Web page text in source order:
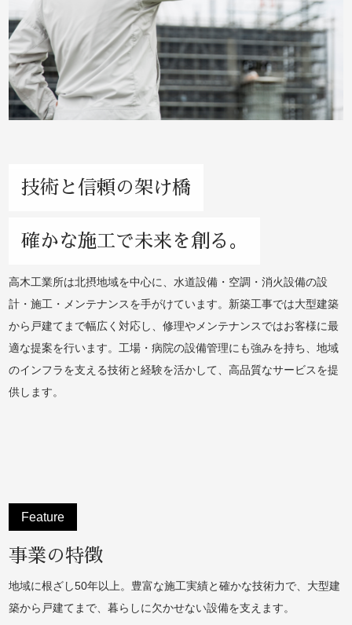
技術と信頼の架け橋
確かな施工で未来を創る。
高木工業所は北摂地域を中心に、水道設備・空調・消火設備の設
計・施工・メンテナンスを手がけています。新築工事では大型建築
から戸建てまで幅広く対応し、修理やメンテナンスではお客様に最
適な提案を行います。工場・病院の設備管理にも強みを持ち、地域
のインフラを支える技術と経験を活かして、高品質なサービスを提
供します。
Feature
事業の特徴
地域に根ざし50年以上。豊富な施工実績と確かな技術力で、大型建
築から戸建てまで、暮らしに欠かせない設備を支えます。